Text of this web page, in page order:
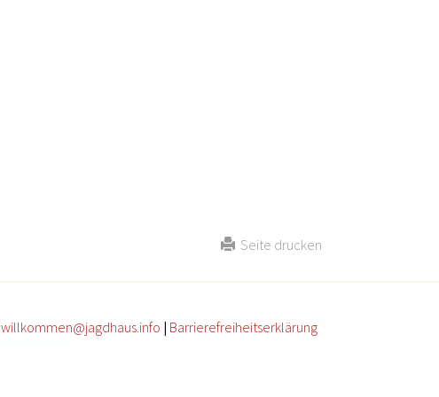
Seite drucken
willkommen@jagdhaus.info | Barrierefreiheitserklärung